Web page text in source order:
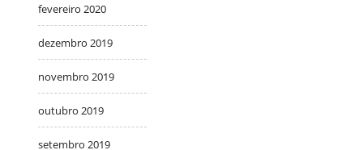
fevereiro 2020
dezembro 2019
novembro 2019
outubro 2019
setembro 2019